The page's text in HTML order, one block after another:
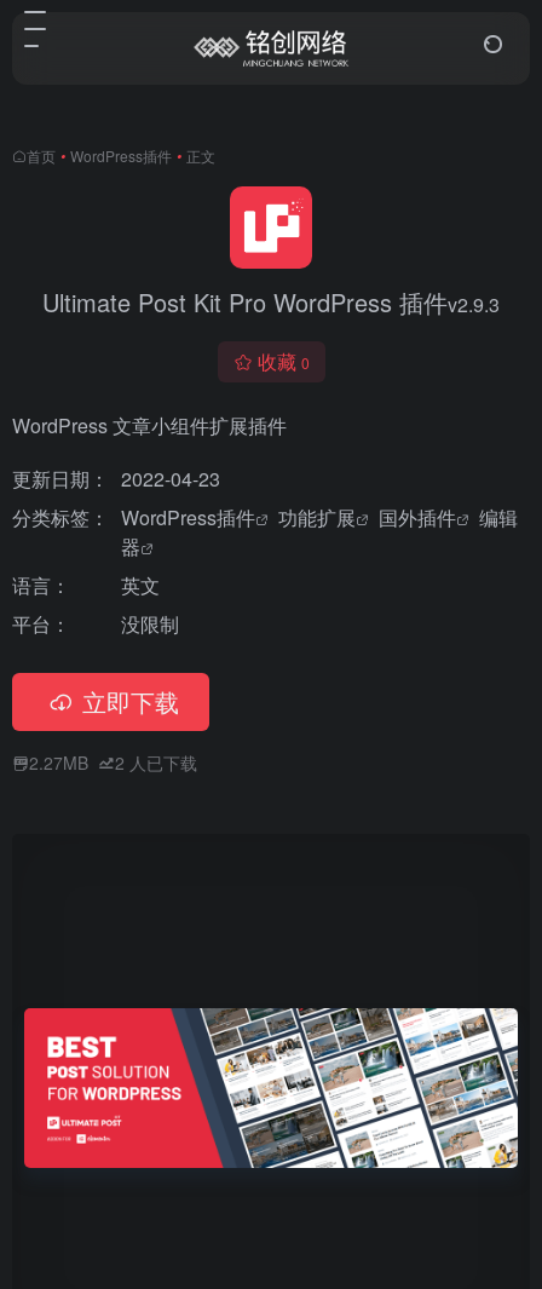
首页 • WordPress插件 • 正文
Ultimate Post Kit Pro WordPress 插件v2.9.3
收藏 0
WordPress 文章小组件扩展插件
更新日期：
2022-04-23
分类标签：
WordPress插件 功能扩展 国外插件
编辑
器
语言：
英文
平台：
没限制
立即下载
2.27MB 2 人已下载